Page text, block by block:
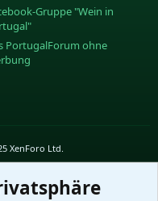
Gruppe "Wein in
PortugalForum ohne
XenForo Ltd.